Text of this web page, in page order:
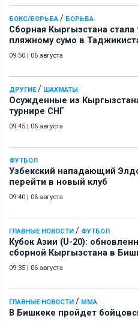
БОКС/БОРЬБА / БОРЬБА
Сборная Кыргызстана стала
пляжному сумо в
09:50 | 06 августа
ДРУГИЕ/ ШАХМАТЫ
Осужденные из
турнире СНГ
09:45 | 06 августа
ФУТБОЛ
Узбекский нападающий
перейти в новый клуб
09:40 | 06 августа
ГЛАВНЫЕ НОВОСТИ / ФУТБОЛ
Кубок Азии (U-20):
сборной Кыргызстана в
09:35 | 06 августа
ГЛАВНЫЕ НОВОСТИ / ММА
В Бишкеке пройдет